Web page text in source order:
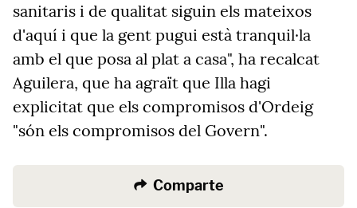
sanitaris i de qualitat siguin els mateixos
d'aquí i que la gent pugui està tranquil·la
amb el que posa al plat a casa", ha recalcat
Aguilera, que ha agraït que Illa hagi
explicitat que els compromisos d'Ordeig
"són els compromisos del Govern".
Comparte